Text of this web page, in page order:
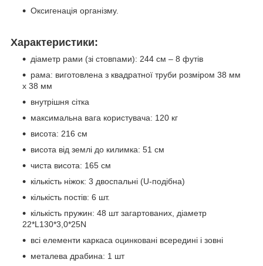
Оксигенація організму.
Характеристики:
діаметр рами (зі стовпами): 244 см – 8 футів
рама: виготовлена з квадратної труби розміром 38 мм
х 38 мм
внутрішня сітка
максимальна вага користувача: 120 кг
висота: 216 см
висота від землі до килимка: 51 см
чиста висота: 165 см
кількість ніжок: 3 двоспальні (U-подібна)
кількість постів: 6 шт.
кількість пружин: 48 шт загартованих, діаметр
22*L130*3,0*25N
всі елементи каркаса оцинковані всередині і зовні
металева драбина: 1 шт